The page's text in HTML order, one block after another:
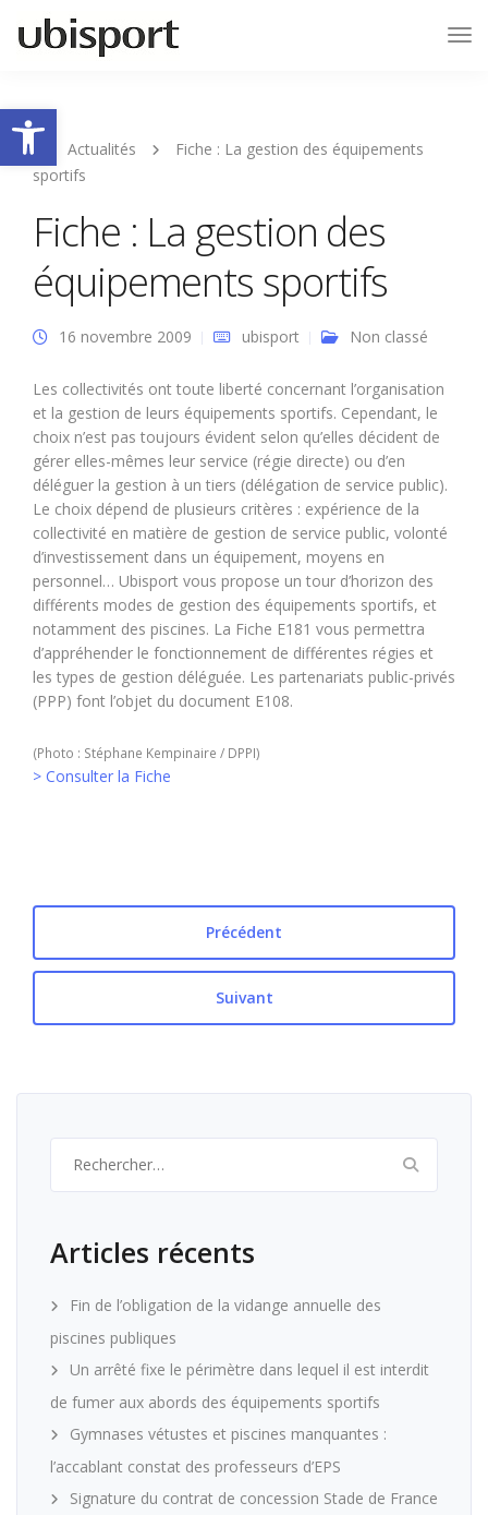
Ouvrir la barre d’outils
Actualités
Fiche : La gestion des équipements
sportifs
Fiche : La gestion des
équipements sportifs
16 novembre 2009 ubisport Non classé
Les collectivités ont toute liberté concernant l’organisation
et la gestion de leurs équipements sportifs. Cependant, le
choix n’est pas toujours évident selon qu’elles décident de
gérer elles-mêmes leur service (régie directe) ou d’en
déléguer la gestion à un tiers (délégation de service public).
Le choix dépend de plusieurs critères : expérience de la
collectivité en matière de gestion de service public, volonté
d’investissement dans un équipement, moyens en
personnel… Ubisport vous propose un tour d’horizon des
différents modes de gestion des équipements sportifs, et
notamment des piscines. La Fiche E181 vous permettra
d’appréhender le fonctionnement de différentes régies et
les types de gestion déléguée. Les partenariats public-privés
(PPP) font l’objet du document E108.
(Photo : Stéphane Kempinaire / DPPI)
> Consulter la Fiche
Précédent
Suivant
Articles récents
Fin de l’obligation de la vidange annuelle des
piscines publiques
Un arrêté fixe le périmètre dans lequel il est interdit
de fumer aux abords des équipements sportifs
Gymnases vétustes et piscines manquantes :
l’accablant constat des professeurs d’EPS
Signature du contrat de concession Stade de France